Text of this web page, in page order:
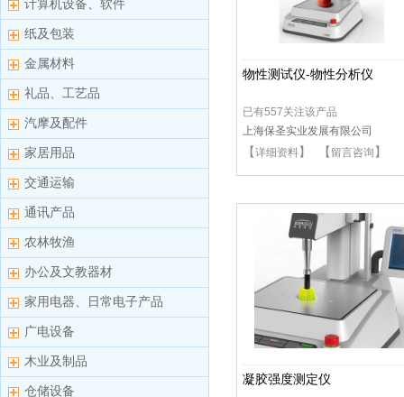
计算机设备、软件
纸及包装
金属材料
礼品、工艺品
汽摩及配件
家居用品
交通运输
通讯产品
农林牧渔
办公及文教器材
家用电器、日常电子产品
广电设备
木业及制品
仓储设备
物性测试仪-物性分析仪
已有557关注该产品
上海保圣实业发展有限公司
【详细资料】 【 留言咨询 】
凝胶强度测定仪